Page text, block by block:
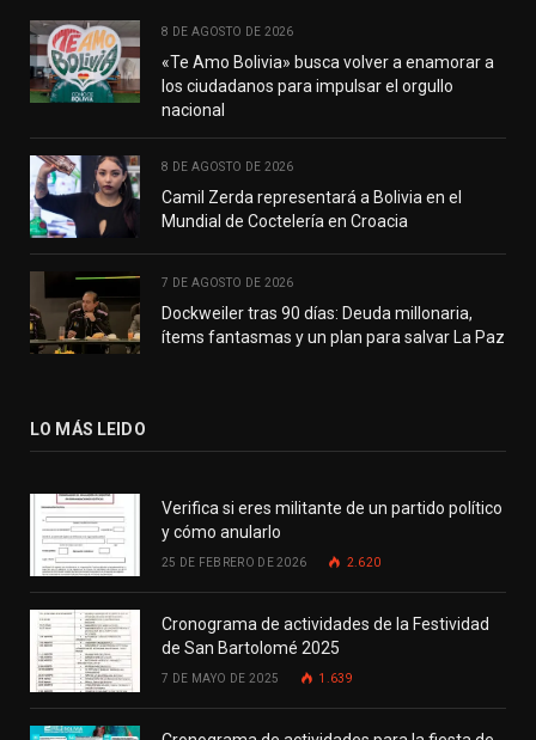
8 DE AGOSTO DE 2026
«Te Amo Bolivia» busca volver a enamorar a
los ciudadanos para impulsar el orgullo
nacional
8 DE AGOSTO DE 2026
Camil Zerda representará a Bolivia en el
Mundial de Coctelería en Croacia
7 DE AGOSTO DE 2026
Dockweiler tras 90 días: Deuda millonaria,
ítems fantasmas y un plan para salvar La Paz
LO MÁS LEIDO
Verifica si eres militante de un partido político
y cómo anularlo
25 DE FEBRERO DE 2026 2.620
Cronograma de actividades de la Festividad
de San Bartolomé 2025
7 DE MAYO DE 2025 1.639